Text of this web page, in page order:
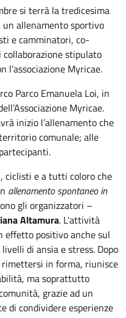
si terrà la tredicesima
un allenamento sportivo
e camminatori, co-
stipulato
l’associazione Myricae.
Parco Emanuela Loi, in
Myricae.
inizio l’allenamento che
comunale; alle
ciclisti e a tutti coloro che
allenamento spontaneo in
gli organizzatori –
Altamura. L'attività
effetto positivo anche sul
di ansia e stress. Dopo
in forma, riunisce
ma soprattutto
grazie ad un
di condividere esperienze